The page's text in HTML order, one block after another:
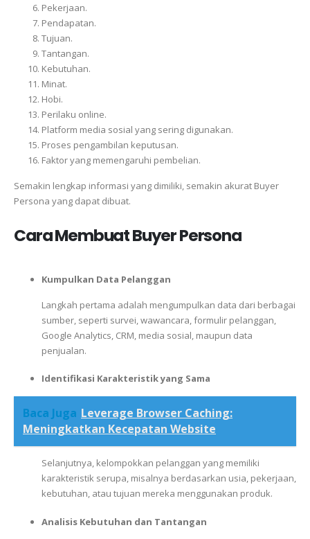
Pekerjaan.
Pendapatan.
Tujuan.
Tantangan.
Kebutuhan.
Minat.
Hobi.
Perilaku online.
Platform media sosial yang sering digunakan.
Proses pengambilan keputusan.
Faktor yang memengaruhi pembelian.
Semakin lengkap informasi yang dimiliki, semakin akurat Buyer
Persona yang dapat dibuat.
Cara Membuat Buyer Persona
Kumpulkan Data Pelanggan
Langkah pertama adalah mengumpulkan data dari berbagai
sumber, seperti survei, wawancara, formulir pelanggan,
Google Analytics, CRM, media sosial, maupun data
penjualan.
Identifikasi Karakteristik yang Sama
Baca Juga Leverage Browser Caching:
Meningkatkan Kecepatan Website
Selanjutnya, kelompokkan pelanggan yang memiliki
karakteristik serupa, misalnya berdasarkan usia, pekerjaan,
kebutuhan, atau tujuan mereka menggunakan produk.
Analisis Kebutuhan dan Tantangan